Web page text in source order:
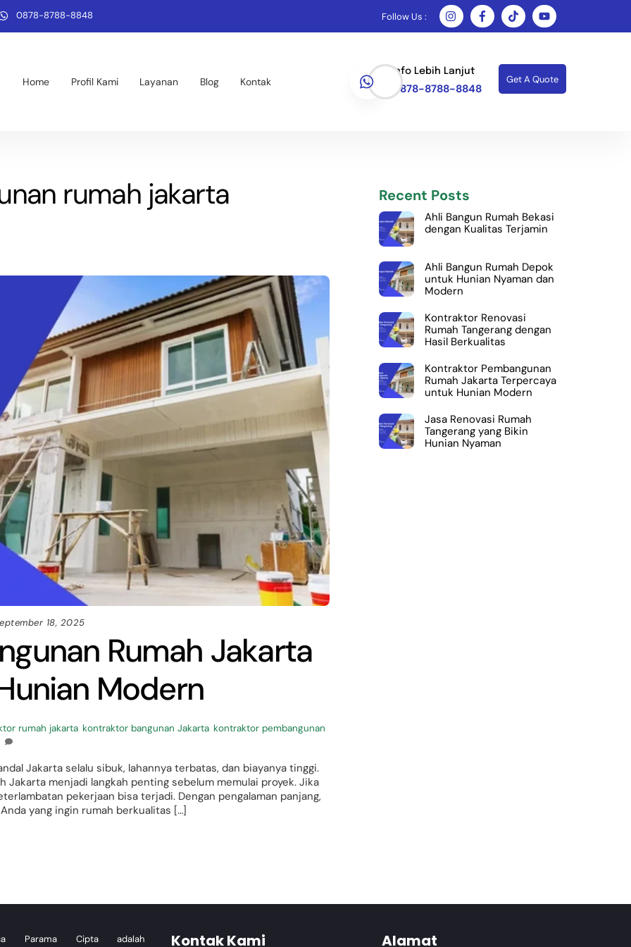
0878-8788-8848 Follow Us :
Home Profil Kami Layanan Blog Kontak
Info Lebih Lanjut
0878-8788-8848
Get A Quote
rumah jakarta
18, 2025
Rumah Jakarta
Modern
rumah jakarta kontraktor bangunan Jakarta kontraktor pembangunan
Jakarta selalu sibuk, lahannya terbatas, dan biayanya tinggi.
menjadi langkah penting sebelum memulai proyek. Jika
pekerjaan bisa terjadi. Dengan pengalaman panjang,
yang ingin rumah berkualitas […]
Recent Posts
Ahli Bangun Rumah Bekasi
dengan Kualitas Terjamin
Ahli Bangun Rumah Depok
untuk Hunian Nyaman dan
Modern
Kontraktor Renovasi
Rumah Tangerang dengan
Hasil Berkualitas
Kontraktor Pembangunan
Rumah Jakarta Terpercaya
untuk Hunian Modern
Jasa Renovasi Rumah
Tangerang yang Bikin
Hunian Nyaman
Parama Cipta adalah Kontak Kami Alamat